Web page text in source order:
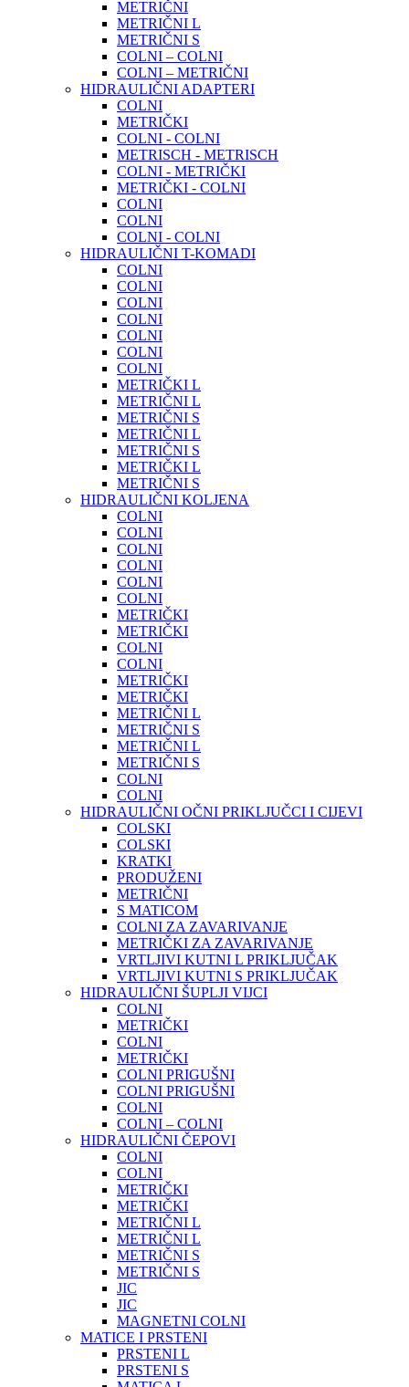
METRIČNI
METRIČNI L
METRIČNI S
COLNI – COLNI
COLNI – METRIČNI
HIDRAULIČNI ADAPTERI
COLNI
METRIČKI
COLNI - COLNI
METRISCH - METRISCH
COLNI - METRIČKI
METRIČKI - COLNI
COLNI
COLNI
COLNI - COLNI
HIDRAULIČNI T-KOMADI
COLNI
COLNI
COLNI
COLNI
COLNI
COLNI
COLNI
METRIČKI L
METRIČNI L
METRIČNI S
METRIČNI L
METRIČNI S
METRIČKI L
METRIČNI S
HIDRAULIČNI KOLJENA
COLNI
COLNI
COLNI
COLNI
COLNI
COLNI
METRIČKI
METRIČKI
COLNI
COLNI
METRIČKI
METRIČKI
METRIČNI L
METRIČNI S
METRIČNI L
METRIČNI S
COLNI
COLNI
HIDRAULIČNI OČNI PRIKLJUČCI I CIJEVI
COLSKI
COLSKI
KRATKI
PRODUŽENI
METRIČNI
S MATICOM
COLNI ZA ZAVARIVANJE
METRIČKI ZA ZAVARIVANJE
VRTLJIVI KUTNI L PRIKLJUČAK
VRTLJIVI KUTNI S PRIKLJUČAK
HIDRAULIČNI ŠUPLJI VIJCI
COLNI
METRIČKI
COLNI
METRIČKI
COLNI PRIGUŠNI
COLNI PRIGUŠNI
COLNI
COLNI – COLNI
HIDRAULIČNI ČEPOVI
COLNI
COLNI
METRIČKI
METRIČKI
METRIČNI L
METRIČNI L
METRIČNI S
METRIČNI S
JIC
JIC
MAGNETNI COLNI
MATICE I PRSTENI
PRSTENI L
PRSTENI S